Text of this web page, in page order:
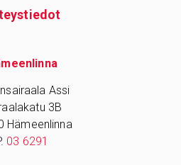
Assi
3B
Hämeenlinna
03 6291